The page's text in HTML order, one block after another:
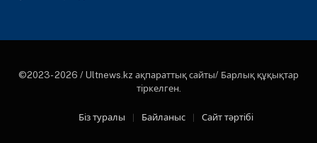
©2023- 2026 / Ultnews.kz ақпараттық сайты/ Барлық құқықтар
тіркелген.
Біз туралы Байланыс Сайт тәртібі